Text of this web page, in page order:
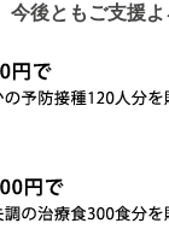
後ともご支援よ